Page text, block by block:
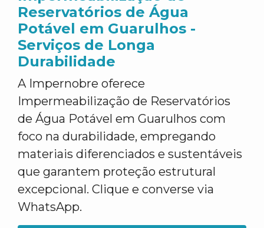
Reservatórios de Água
Potável em Guarulhos -
Serviços de Longa
Durabilidade
A Impernobre oferece
Impermeabilização de Reservatórios
de Água Potável em Guarulhos com
foco na durabilidade, empregando
materiais diferenciados e sustentáveis
que garantem proteção estrutural
excepcional. Clique e converse via
WhatsApp.